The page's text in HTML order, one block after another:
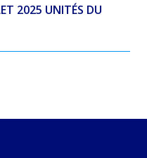
2025 UNITÉS DU